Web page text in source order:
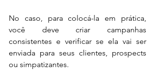
No caso, para colocá-la em prática,
você deve criar campanhas
consistentes e verificar se ela vai ser
enviada para seus clientes, prospects
ou simpatizantes.